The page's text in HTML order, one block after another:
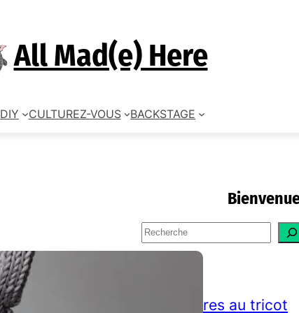
All Mad(e) Here
DIY CULTUREZ-VOUS BACKSTAGE
S
e
accessoires au tricot